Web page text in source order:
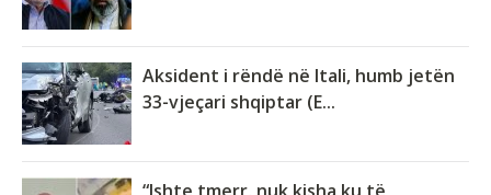
Aksident i rëndë në Itali, humb jetën
33-vjeçari shqiptar (E...